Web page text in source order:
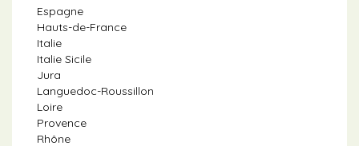
Espagne
Hauts-de-France
Italie
Italie Sicile
Jura
Languedoc-Roussillon
Loire
Provence
Rhône